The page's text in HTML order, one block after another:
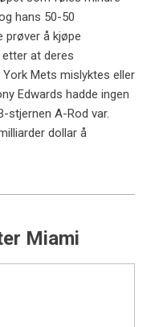
hans 50-50
prøver å kjøpe
at deres
Mets mislyktes eller
Edwards hadde ingen
stjernen A-Rod var.
dollar å
Miami